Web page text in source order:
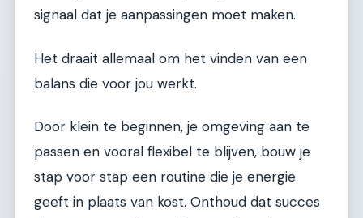
signaal dat je aanpassingen moet maken.
Het draait allemaal om het vinden van een
balans die voor jou werkt.
Door klein te beginnen, je omgeving aan te
passen en vooral flexibel te blijven, bouw je
stap voor stap een routine die je energie
geeft in plaats van kost. Onthoud dat succes